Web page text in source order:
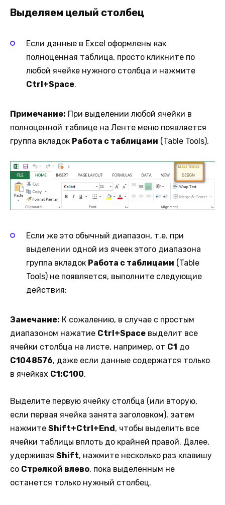
Выделяем целый столбец
Если данные в Excel оформлены как
полноценная таблица, просто кликните по
любой ячейке нужного столбца и нажмите
Ctrl+Space.
Примечание: При выделении любой ячейки в
полноценной таблице на Ленте меню появляется
группа вкладок Работа с таблицами (Table Tools).
Если же это обычный диапазон, т.е. при
выделении одной из ячеек этого диапазона
группа вкладок Работа с таблицами (Table
Tools) не появляется, выполните следующие
действия:
Замечание: К сожалению, в случае с простым
диапазоном нажатие Ctrl+Space выделит все
ячейки столбца на листе, например, от C1 до
C1048576, даже если данные содержатся только
в ячейках C1:C100.
Выделите первую ячейку столбца (или вторую,
если первая ячейка занята заголовком), затем
нажмите Shift+Ctrl+End , чтобы выделить все
ячейки таблицы вплоть до крайней правой. Далее,
удерживая Shift, нажмите несколько раз клавишу
со Стрелкой влево, пока выделенным не
останется только нужный столбец.